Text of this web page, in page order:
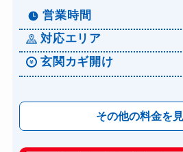
営業時間
対応エリア
玄関カギ開け
その他の料金を